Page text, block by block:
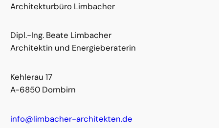
Architekturbüro Limbacher
Dipl.-Ing. Beate Limbacher
Architektin und Energieberaterin
Kehlerau 17
A-6850 Dornbirn
info@limbacher-architekten.de